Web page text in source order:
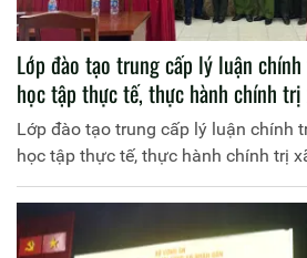
Lớp đào tạo trung cấp lý luận chính
học tập thực tế, thực hành chính
Lớp đào tạo trung cấp lý luận chính
học tập thực tế, thực hành chính trị